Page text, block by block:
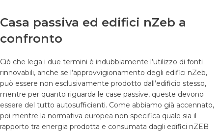
Casa passiva ed edifici nZeb a
confronto
Ciò che lega i due termini è indubbiamente l’utilizzo di fonti
rinnovabili, anche se l’approvvigionamento degli edifici nZeb,
può essere non esclusivamente prodotto dall’edificio stesso,
mentre per quanto riguarda le case passive, queste devono
essere del tutto autosufficienti. Come abbiamo già accennato,
poi mentre la normativa europea non specifica quale sia il
rapporto tra energia prodotta e consumata dagli edifici nZEB